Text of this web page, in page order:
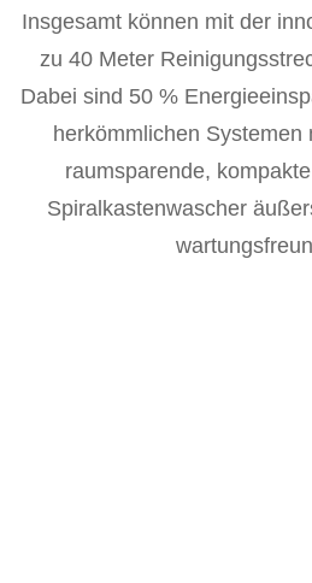
Insgesamt können mit der
zu 40 Meter
Dabei sind 50 %
herkömmlichen Systemen
raumsparende,
Spiralkastenwascher